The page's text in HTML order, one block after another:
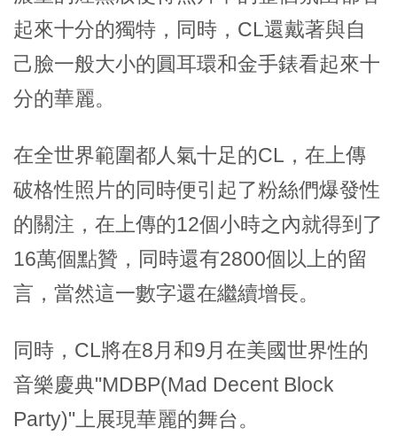
起來十分的獨特，同時，CL還戴著與自
己臉一般大小的圓耳環和金手錶看起來十
分的華麗。
在全世界範圍都人氣十足的CL，在上傳
破格性照片的同時便引起了粉絲們爆發性
的關注，在上傳的12個小時之內就得到了
16萬個點贊，同時還有2800個以上的留
言，當然這一數字還在繼續增長。
同時，CL將在8月和9月在美國世界性的
音樂慶典"MDBP(Mad Decent Block
Party)"上展現華麗的舞台。